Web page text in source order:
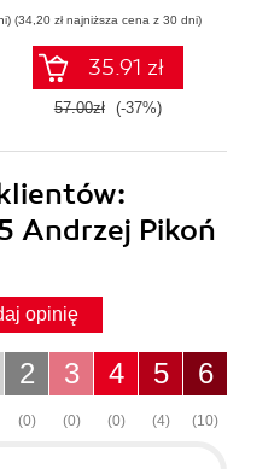
(34,20 zł najniższa cena z 30 dni)
35.91 zł
57.00zł (-37%)
Andrzej Pikoń
opinię
6
(10)
5
(4)
4
(0)
3
(0)
2
(0)